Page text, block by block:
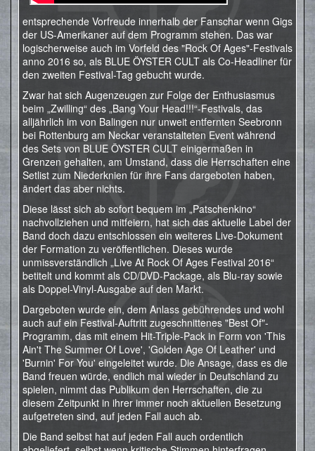
entsprechende Vorfreude innerhalb der Fanschar wenn Gigs
der US-Amerikaner auf dem Programm stehen. Das war
logischerweise auch im Vorfeld des "Rock Of Ages"-Festivals
anno 2016 so, als BLUE ÖYSTER CULT als Co-Headliner für
den zweiten Festival-Tag gebucht wurde.
Zwar hat sich Augenzeugen zur Folge der Enthusiasmus
beim „Zwilling“ des „Bang Your Head!!!“-Festivals, das
alljährlich im von Balingen nur unweit entfernten Seebronn
bei Rottenburg am Neckar veranstalteten Event während
des Sets von BLUE ÖYSTER CULT einigermaßen in
Grenzen gehalten, am Umstand, dass die Herrschaften eine
Setlist zum Niederknien für ihre Fans dargeboten haben,
ändert das aber nichts.
Diese lässt sich ab sofort bequem im „Patschenkino“
nachvollziehen und mitfeiern, hat sich das aktuelle Label der
Band doch dazu entschlossen ein weiteres Live-Dokument
der Formation zu veröffentlichen. Dieses wurde
unmissverständlich „Live At Rock Of Ages Festival 2016“
betitelt und kommt als CD/DVD-Package, als Blu-ray sowie
als Doppel-Vinyl-Ausgabe auf den Markt.
Dargeboten wurde ein, dem Anlass gebührendes und wohl
auch auf ein Festival-Auftritt zugeschnittenes "Best Of"-
Programm, das mit einem Hit-Triple-Pack in Form von 'This
Ain't The Summer Of Love', 'Golden Age Of Leather' und
'Burnin' For You' eingeleitet wurde. Die Ansage, dass es die
Band freuen würde, endlich mal wieder in Deutschland zu
spielen, nimmt das Publikum den Herrschaften, die zu
diesem Zeitpunkt in ihrer immer noch aktuellen Besetzung
aufgetreten sind, auf jeden Fall auch ab.
Die Band selbst hat auf jeden Fall auch ordentlich